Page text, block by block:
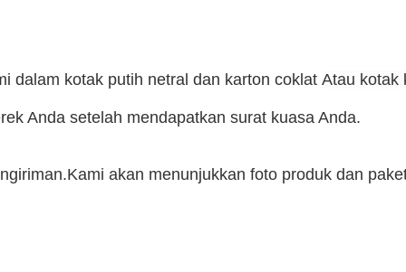
dalam kotak putih netral dan karton coklat Atau kotak
Anda setelah mendapatkan surat kuasa Anda.
akan menunjukkan foto produk dan